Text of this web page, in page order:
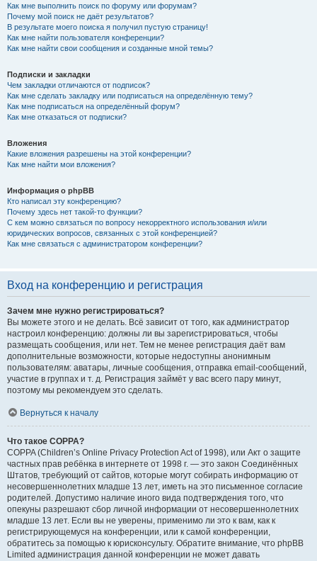
Как мне выполнить поиск по форуму или форумам?
Почему мой поиск не даёт результатов?
В результате моего поиска я получил пустую страницу!
Как мне найти пользователя конференции?
Как мне найти свои сообщения и созданные мной темы?
Подписки и закладки
Чем закладки отличаются от подписок?
Как мне сделать закладку или подписаться на определённую тему?
Как мне подписаться на определённый форум?
Как мне отказаться от подписки?
Вложения
Какие вложения разрешены на этой конференции?
Как мне найти мои вложения?
Информация о phpBB
Кто написал эту конференцию?
Почему здесь нет такой-то функции?
С кем можно связаться по вопросу некорректного использования и/или
юридических вопросов, связанных с этой конференцией?
Как мне связаться с администратором конференции?
Вход на конференцию и регистрация
Зачем мне нужно регистрироваться?
Вы можете этого и не делать. Всё зависит от того, как администратор
настроил конференцию: должны ли вы зарегистрироваться, чтобы
размещать сообщения, или нет. Тем не менее регистрация даёт вам
дополнительные возможности, которые недоступны анонимным
пользователям: аватары, личные сообщения, отправка email-сообщений,
участие в группах и т. д. Регистрация займёт у вас всего пару минут,
поэтому мы рекомендуем это сделать.
Вернуться к началу
Что такое COPPA?
COPPA (Children’s Online Privacy Protection Act of 1998), или Акт о защите
частных прав ребёнка в интернете от 1998 г. — это закон Соединённых
Штатов, требующий от сайтов, которые могут собирать информацию от
несовершеннолетних младше 13 лет, иметь на это письменное согласие
родителей. Допустимо наличие иного вида подтверждения того, что
опекуны разрешают сбор личной информации от несовершеннолетних
младше 13 лет. Если вы не уверены, применимо ли это к вам, как к
регистрирующемуся на конференции, или к самой конференции,
обратитесь за помощью к юрисконсульту. Обратите внимание, что phpBB
Limited администрация данной конференции не может давать